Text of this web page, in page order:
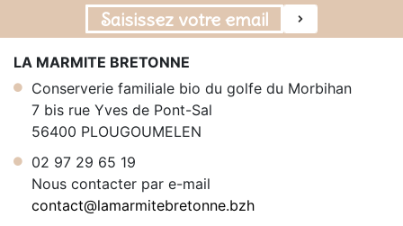
LA MARMITE BRETONNE
Conserverie familiale bio du golfe du Morbihan
7 bis rue Yves de Pont-Sal
56400 PLOUGOUMELEN
02 97 29 65 19
Nous contacter par e-mail
contact@lamarmitebretonne.bzh